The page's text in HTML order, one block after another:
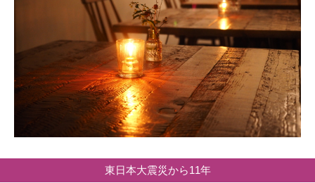
東日本大震災から11年